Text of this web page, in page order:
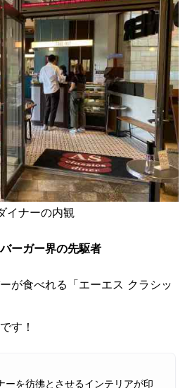
イナーの内観
ーガー界の先駆者
が食べれる「エーエス クラシッ
す！
ーを彷彿とさせるインテリアが印